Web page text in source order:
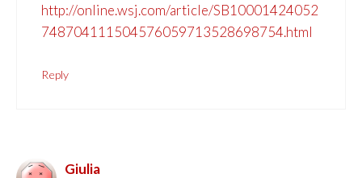
http://online.wsj.com/article/SB10001424052
748704111504576059713528698754.html
Reply
Giulia